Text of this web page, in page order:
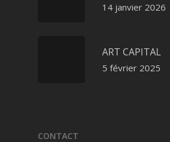
14 janvier 2026
ART CAPITAL
5 février 2025
CONTACT